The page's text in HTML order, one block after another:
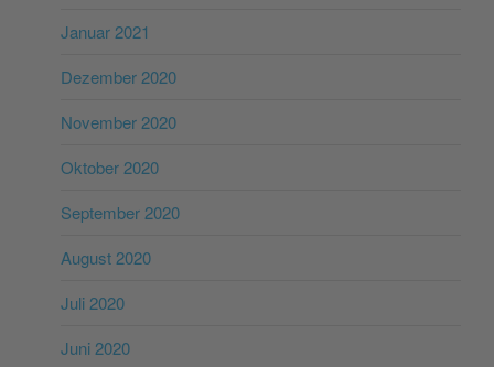
Januar 2021
Dezember 2020
November 2020
Oktober 2020
September 2020
August 2020
Juli 2020
Juni 2020